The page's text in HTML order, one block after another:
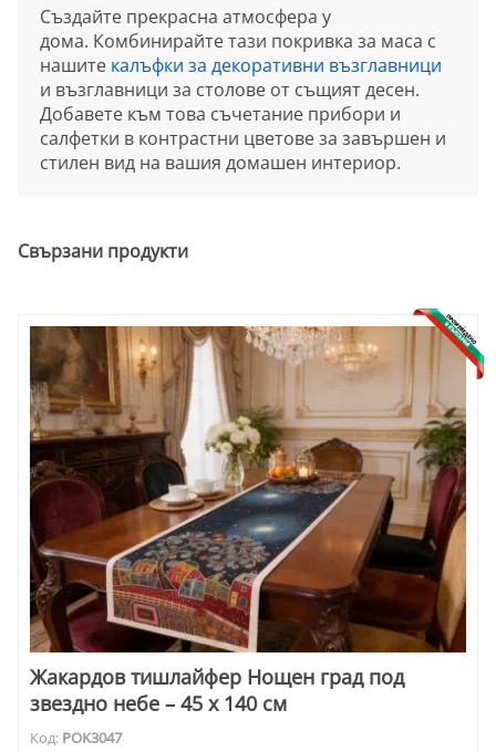
Създайте прекрасна атмосфера у
дома. Комбинирайте тази покривка за маса с
нашите калъфки за декоративни възглавници
и възглавници за столове от същият десен.
Добавете към това съчетание прибори и
салфетки в контрастни цветове за завършен и
стилен вид на вашия домашен интериор.
Свързани продукти
Жакардов тишлайфер Нощен град под
звездно небе – 45 x 140 см
Код: POK3047